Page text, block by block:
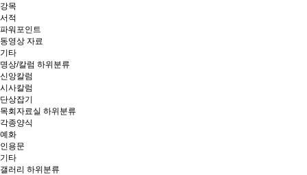
강목
서적
파워포인트
동영상 자료
기타
명상/칼럼 하위분류
신앙칼럼
시사칼럼
단상잡기
목회자료실 하위분류
각종양식
예화
인용문
기타
갤러리 하위분류